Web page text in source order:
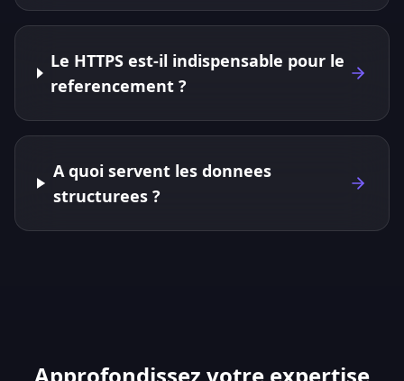
Le HTTPS est-il indispensable pour le
referencement ?
A quoi servent les donnees
structurees ?